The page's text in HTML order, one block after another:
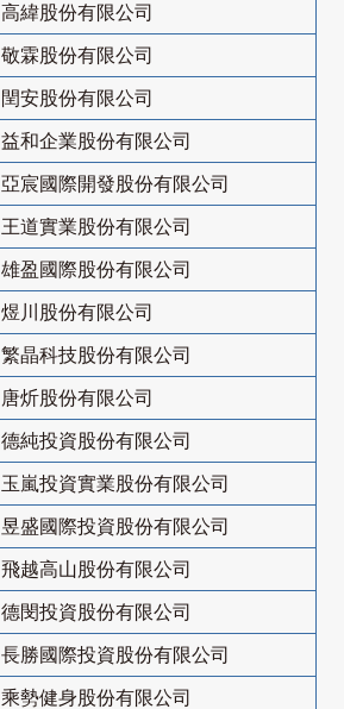
高緯股份有限公司
敬霖股份有限公司
閏安股份有限公司
益和企業股份有限公司
亞宸國際開發股份有限公司
王道實業股份有限公司
雄盈國際股份有限公司
煜川股份有限公司
繁晶科技股份有限公司
唐炘股份有限公司
德純投資股份有限公司
玉嵐投資實業股份有限公司
昱盛國際投資股份有限公司
飛越高山股份有限公司
德閔投資股份有限公司
長勝國際投資股份有限公司
乘勢健身股份有限公司